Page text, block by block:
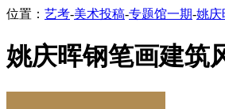
位置： 艺考-美术投稿-专题馆一期-姚庆
姚庆晖钢笔画建筑